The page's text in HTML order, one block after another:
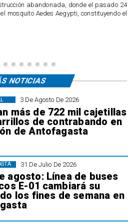
abandonada, donde el pasado 24
mosquito Aedes Aegypti, constituyendo el
3 De Agosto De 2026
más de 722 mil cajetillas
de contrabando en
de Antofagasta
31 De Julio De 2026
agosto: Línea de buses
E-01 cambiará su
los fines de semana en
NOTICIAS